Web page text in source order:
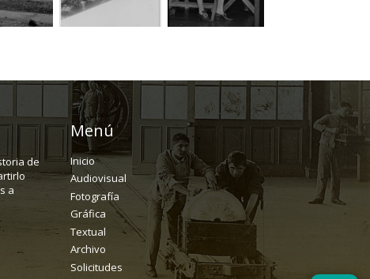
de
a
Menú
Inicio
Audiovisual
Fotografía
Gráfica
Textual
Archivo
Solicitudes